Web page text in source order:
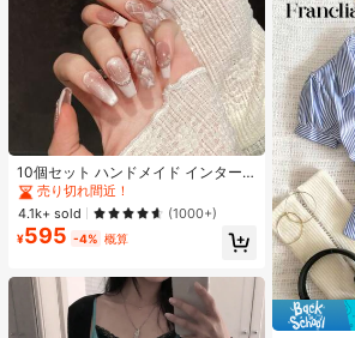
10個セット ハンドメイド インター
ネットセレブリティ優しいラインス
トーンラティスフレンチフォークフ
ァックスパールピンクキャットアイ
ボウ偽ネイル プレスオンネイル ネイ
ルサプライ ハンドメイドプレスオン
売り切れ間近！
4.1k+ sold
(1000+)
¥595 -4% 概算
#1 ベストセ
売り切